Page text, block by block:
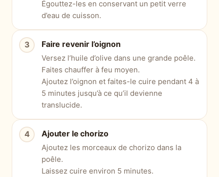
Égouttez-les en conservant un petit verre
d’eau de cuisson.
Faire revenir l’oignon
Versez l’huile d’olive dans une grande poêle.
Faites chauffer à feu moyen.
Ajoutez l’oignon et faites-le cuire pendant 4 à
5 minutes jusqu’à ce qu’il devienne
translucide.
Ajouter le chorizo
Ajoutez les morceaux de chorizo dans la
poêle.
Laissez cuire environ 5 minutes.